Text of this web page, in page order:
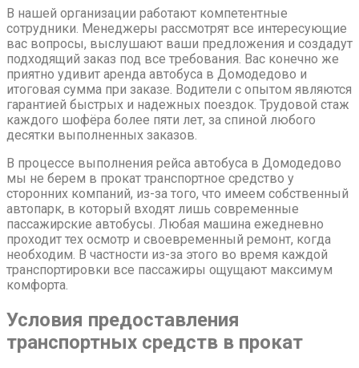
В нашей организации работают компетентные
сотрудники. Менеджеры рассмотрят все интересующие
вас вопросы, выслушают ваши предложения и создадут
подходящий заказ под все требования. Вас конечно же
приятно удивит аренда автобуса в Домодедово и
итоговая сумма при заказе. Водители с опытом являются
гарантией быстрых и надежных поездок. Трудовой стаж
каждого шофёра более пяти лет, за спиной любого
десятки выполненных заказов.
В процессе выполнения рейса автобуса в Домодедово
мы не берем в прокат транспортное средство у
сторонних компаний, из-за того, что имеем собственный
автопарк, в который входят лишь современные
пассажирские автобусы. Любая машина ежедневно
проходит тех осмотр и своевременный ремонт, когда
необходим. В частности из-за этого во время каждой
транспортировки все пассажиры ощущают максимум
комфорта.
Условия предоставления
транспортных средств в прокат